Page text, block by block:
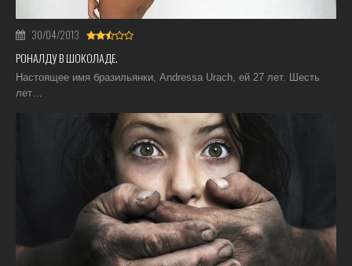
30/04/2013
РОНАЛДУ В ШОКОЛАДЕ.
Настоящее имя бразильянки, Andressa Urach, ей 27 лет. Шесть
лет…